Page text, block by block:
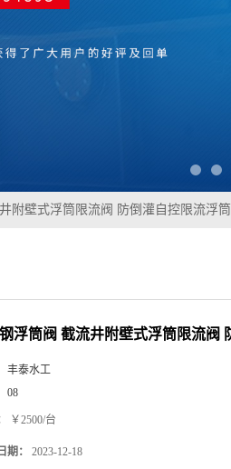
附壁式浮筒限流阀 防倒灌自控限流浮
浮筒阀 截流井附壁式浮筒限流阀
丰泰水工
08
￥2500/台
期： 2023-12-18